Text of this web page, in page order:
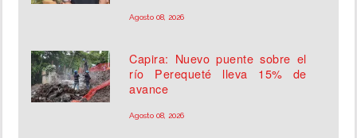
Agosto 08, 2026
Capira: Nuevo puente sobre el
río Perequeté lleva 15% de
avance
Agosto 08, 2026